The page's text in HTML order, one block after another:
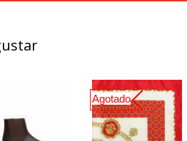
Agotado